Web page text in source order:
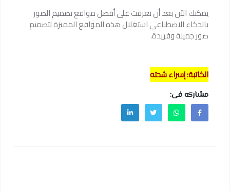
يمكنك الآن بعد أن تعرفت على أفضل مواقع تصميم الصور
بالذكاء الاصطناعي استغلال هذه المواقع المميزة لتصميم
صور جميلة وفريدة.
الكاتبة: إسراء شحته
مشاركه فى: